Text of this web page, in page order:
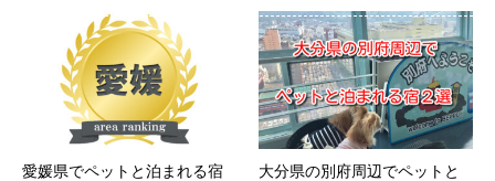
愛媛県でペットと泊まれる宿
大分県の別府周辺でペットと